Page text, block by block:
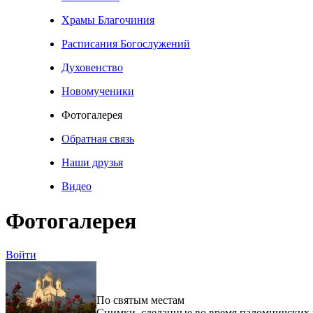
Храмы Благочиния
Расписания Богослужений
Духовенство
Новомученики
Фотогалерея
Обратная связь
Наши друзья
Видео
Фотогалерея
Войти
По святым местам